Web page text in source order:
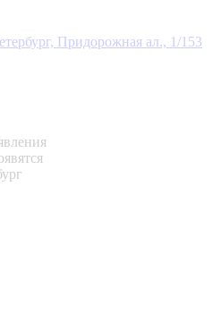
Придорожная ал., 1/153